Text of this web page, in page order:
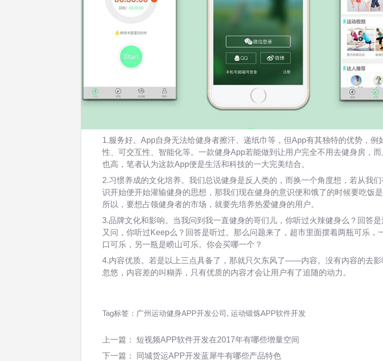
1.服务好。App自身无法给健身者擦汗、递纸巾等，但App有其独特的优势，例
性、可交互性、智能化等。一款健身App若能做到让用户完全不用去健身房，
也高，笔者认为这款App便是生活和科技的一大完美结合。
2.习惯养成的文化培养。我们总说健身是反人类的，而换一个角度想，若从我
识开始便开始灌输健身的思想，那我们现在健身的意识便和饿了的时候要吃饭是
所以，要想占领健身者的市场，就要先培养热爱健身的用户。
3.品牌文化和影响。当我问到我一直健身的哥们儿，你听过火辣健身么？回答
又问，你听过Keep么？回答是听过。那么问题来了，超市里面摆着两瓶可乐，
口可乐，另一瓶是崂山可乐。你会买哪一个？
4.内容优质。若是以上三点具备了，那就只欠东风了——内容。没有内容的去影
忽悠，内容差的叫糊弄，只有优质的内容才会让用户有了追随的动力。
Tag标签： 广州运动健身APP开发公司 , 运动锻炼APP软件开发
上一篇： 短视频APP软件开发在2017年有哪些增量空间
下一篇：
同城货运APP开发蓝犀牛有哪些产品特色